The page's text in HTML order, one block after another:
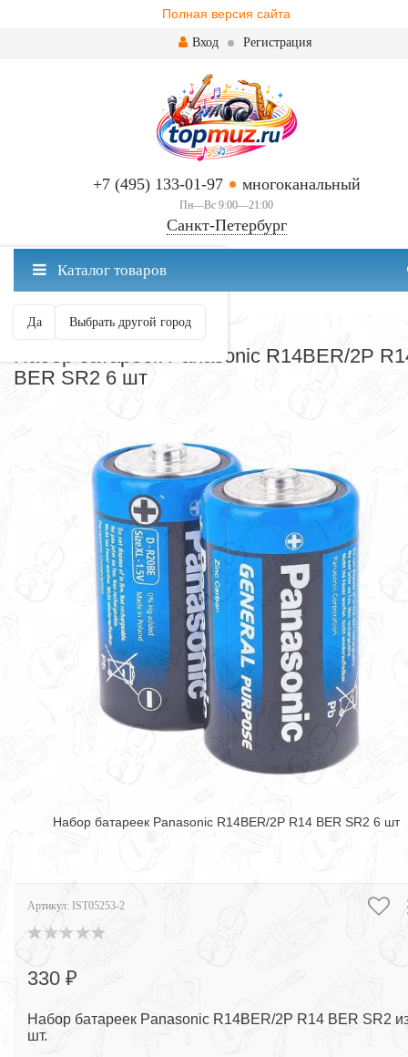
Полная версия сайта
Вход Регистрация
+7 (495) 133-01-97 многоканальный
Пн—Вс 9:00—21:00
Санкт-Петербург
Санкт-Петербург ваш город?
Да Выбрать другой город
Каталог товаров
БЛОКИ ПИТАНИЯ
Набор батареек Panasonic R14BER/2P
BER SR2 6 шт
Набор батареек Panasonic R14BER/2P R14 BER SR2 6 шт
Артикул: IST05253-2
330 ₽
Набор батареек Panasonic R14BER/2P R14 BER SR2
шт.